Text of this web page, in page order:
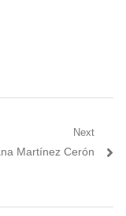
Next
Martínez Cerón